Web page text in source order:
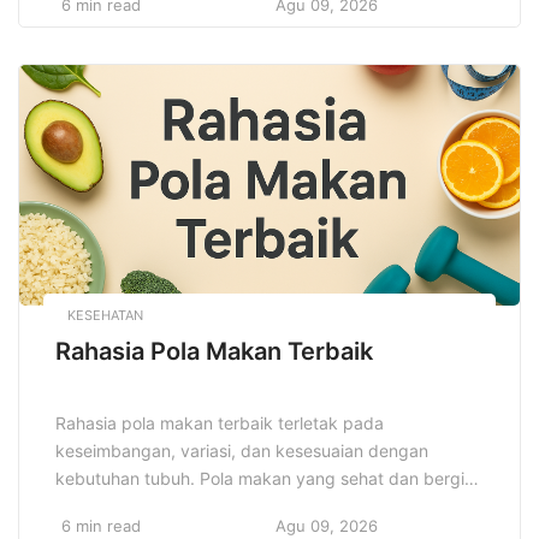
orang tercinta tidak akan terjebak dalam kesulitan
tepat akan mengurangi ketidakpastian dan
memberikan ketenangan pikiran. Asuransi jiwa tidak
hanya melindungi keluarga Anda, tetapi […]
6 min read Agu 09, 2026
KESEHATAN
Rahasia Pola Makan Terbaik
Rahasia pola makan terbaik terletak pada
keseimbangan, variasi, dan kesesuaian dengan
kebutuhan tubuh. Pola makan yang sehat dan bergizi
Mengidentifikasi pola makan yang tepat dapat
6 min read Agu 09, 2026